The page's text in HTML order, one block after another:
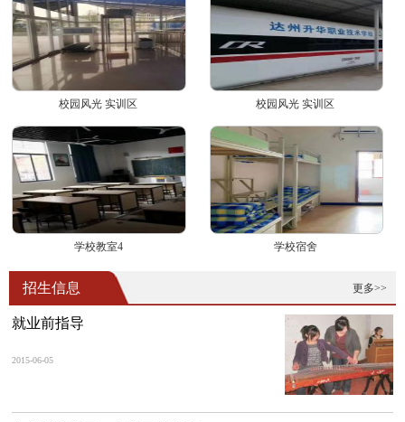
校园风光 实训区 校园风光 实训区
学校教室4 学校宿舍
更多>>
招生信息
就业前指导
2015-06-05